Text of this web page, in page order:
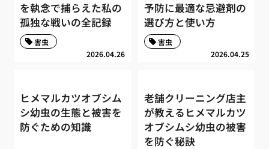
を執念で捕らえた私の
孤独な戦いの全記録
2026.04.26
害虫
予防に最適な忌避剤の
選び方と使い方
2026.04.25
害虫
ヒメマルカツオブシム
シ幼虫の生態と被害を
防ぐための知識
老舗クリーニング店主
が教えるヒメマルカツ
オブシムシ幼虫の被害
を防ぐ秘訣